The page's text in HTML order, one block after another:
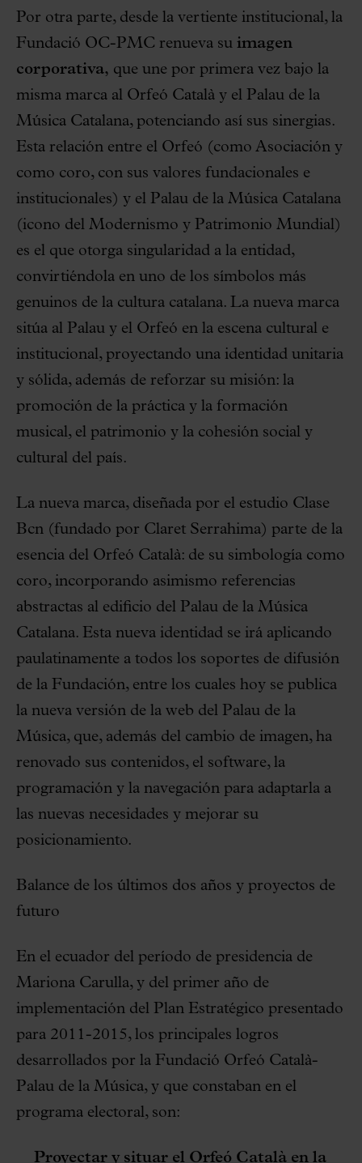
Por otra parte, desde la vertiente institucional, la
Fundació OC-PMC renueva su imagen
corporativa, que une por primera vez bajo la
misma marca al Orfeó Català y el Palau de la
Música Catalana, potenciando así sus sinergias.
Esta relación entre el Orfeó (como Asociación y
como coro, con sus valores fundacionales e
institucionales) y el Palau de la Música Catalana
(icono del Modernismo y Patrimonio Mundial)
es el que otorga singularidad a la entidad,
convirtiéndola en uno de los símbolos más
genuinos de la cultura catalana. La nueva marca
sitúa al Palau y el Orfeó en la escena cultural e
institucional, proyectando una identidad unitaria
y sólida, además de reforzar su misión: la
promoción de la práctica y la formación
musical, el patrimonio y la cohesión social y
cultural del país.
La nueva marca, diseñada por el estudio Clase
Bcn (fundado por Claret Serrahima) parte de la
esencia del Orfeó Català: de su simbología como
coro, incorporando asimismo referencias
abstractas al edificio del Palau de la Música
Catalana. Esta nueva identidad se irá aplicando
paulatinamente a todos los soportes de difusión
de la Fundación, entre los cuales hoy se publica
la nueva versión de la web del Palau de la
Música, que, además del cambio de imagen, ha
renovado sus contenidos, el software, la
programación y la navegación para adaptarla a
las nuevas necesidades y mejorar su
posicionamiento.
Balance de los últimos dos años y proyectos de
futuro
En el ecuador del período de presidencia de
Mariona Carulla, y del primer año de
implementación del Plan Estratégico presentado
para 2011-2015, los principales logros
desarrollados por la Fundació Orfeó Català-
Palau de la Música, y que constaban en el
programa electoral, son:
Proyectar y situar el Orfeó Català en la